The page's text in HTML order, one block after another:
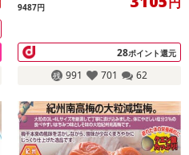
9487円
28ポイント還元
991 701 62